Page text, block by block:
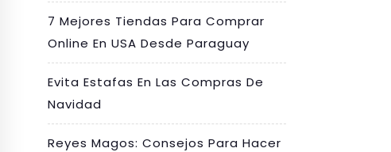
7 Mejores Tiendas Para Comprar
Online En USA Desde Paraguay
Evita Estafas En Las Compras De
Navidad
Reyes Magos: Consejos Para Hacer